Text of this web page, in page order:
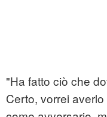
"Ha fatto ciò che
Certo, vorrei